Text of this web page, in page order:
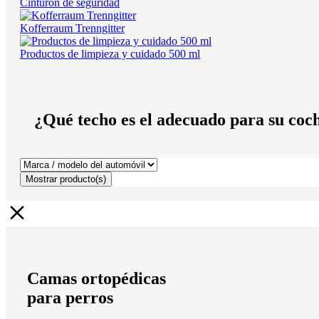
Kofferraum Trenngitter
Productos de limpieza y cuidado 500 ml
¿Qué techo es el adecuado para su
Mostrar producto(s)
Camas ortopédicas
para perros